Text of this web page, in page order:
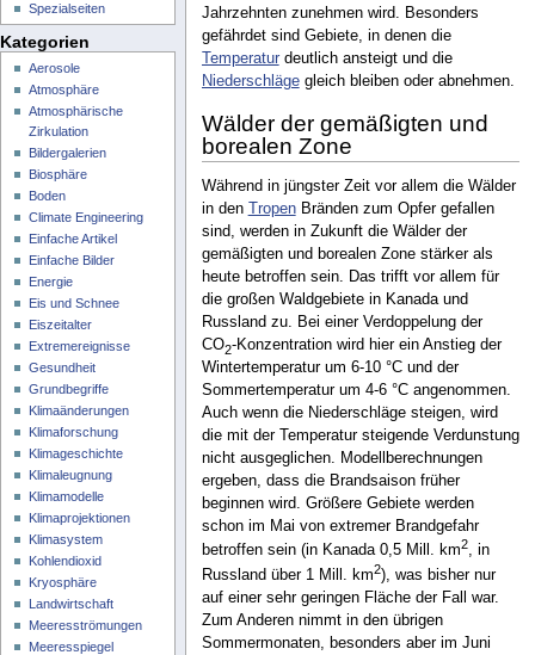
Jahrzehnten zunehmen wird. Besonders
gefährdet sind Gebiete, in denen die
Temperaturdeutlich ansteigt und die
Niederschlägegleich bleiben oder abnehmen.
Wälder der gemäßigten und
borealen Zone
Während in jüngster Zeit vor allem die Wälder
in den
TropenBränden zum Opfer gefallen
sind, werden in Zukunft die Wälder der
gemäßigten und borealen Zone stärker als
heute betroffen sein. Das trifft vor allem für
die großen Waldgebiete in Kanada und
Russland zu. Bei einer Verdoppelung der
CO2-Konzentration wird hier ein Anstieg der
Wintertemperatur um 6-10 °C und der
Sommertemperatur um 4-6 °C angenommen.
Auch wenn die Niederschläge steigen, wird
die mit der Temperatur steigende Verdunstung
nicht ausgeglichen. Modellberechnungen
ergeben, dass die Brandsaison früher
beginnen wird. Größere Gebiete werden
schon im Mai von extremer Brandgefahr
betroffen sein (in Kanada 0,5 Mill. km2, in
Russland über 1 Mill. km2), was bisher nur
auf einer sehr geringen Fläche der Fall war.
Zum Anderen nimmt in den übrigen
Sommermonaten, besonders aber im Juni
Spezialseiten
Kategorien
Aerosole
Atmosphäre
Atmosphärische
Zirkulation
Bildergalerien
Biosphäre
Boden
Climate Engineering
Einfache Artikel
Einfache Bilder
Energie
Eis und Schnee
Eiszeitalter
Extremereignisse
Gesundheit
Grundbegriffe
Klimaänderungen
Klimaforschung
Klimageschichte
Klimaleugnung
Klimamodelle
Klimaprojektionen
Klimasystem
Kohlendioxid
Kryosphäre
Landwirtschaft
Meeresströmungen
Meeresspiegel